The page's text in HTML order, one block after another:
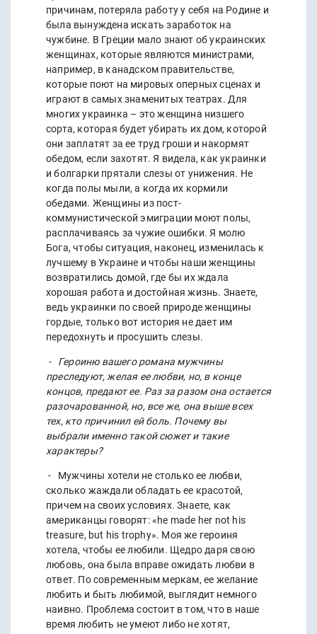
причинам, потеряла работу у себя на Родине и
была вынуждена искать заработок на
чужбине. В Греции мало знают об украинских
женщинах, которые являются министрами,
например, в канадском правительстве,
которые поют на мировых оперных сценах и
играют в самых знаменитых театрах. Для
многих украинка – это женщина низшего
сорта, которая будет убирать их дом, которой
они заплатят за ее труд гроши и накормят
обедом, если захотят. Я видела, как украинки
и болгарки прятали слезы от унижения. Не
когда полы мыли, а когда их кормили
обедами. Женщины из пост-
коммунистической эмиграции моют полы,
расплачиваясь за чужие ошибки. Я молю
Бога, чтобы ситуация, наконец, изменилась к
лучшему в Украине и чтобы наши женщины
возвратились домой, где бы их ждала
хорошая работа и достойная жизнь. Знаете,
ведь украинки по своей природе женщины
гордые, только вот история не дает им
передохнуть и просушить слезы.
- Героиню вашего романа мужчины
преследуют, желая ее любви, но, в конце
концов, предают ее. Раз за разом она остается
разочарованной, но, все же, она выше всех
тех, кто причинил ей боль. Почему вы
выбрали именно такой сюжет и такие
характеры?
- Мужчины хотели не столько ее любви,
сколько жаждали обладать ее красотой,
причем на своих условиях. Знаете, как
американцы говорят: «he made her not his
treasure, but his trophy». Моя же героиня
хотела, чтобы ее любили. Щедро даря свою
любовь, она была вправе ожидать любви в
ответ. По современным меркам, ее желание
любить и быть любимой, выглядит немного
наивно. Проблема состоит в том, что в наше
время любить не умеют либо не хотят,